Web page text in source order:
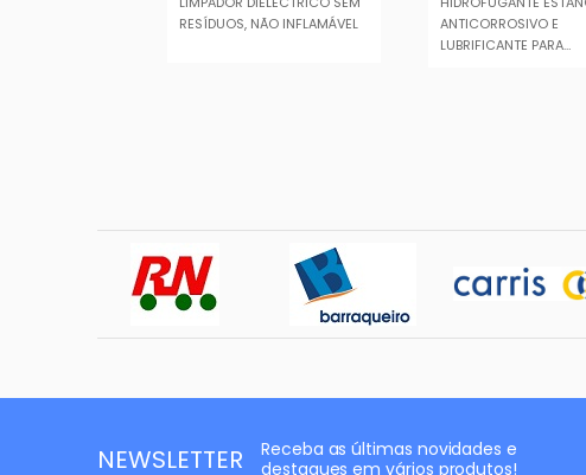
RESÍDUOS, NÃO INFLAMÁVEL
ANTICORROSIVO E
LUBRIFICANTE PARA
NEWSLETTER
Receba as últimas novidades e
destaques em vários produtos!